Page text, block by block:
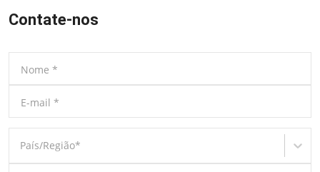
Contate-nos
Nome *
E-mail *
País/Região*